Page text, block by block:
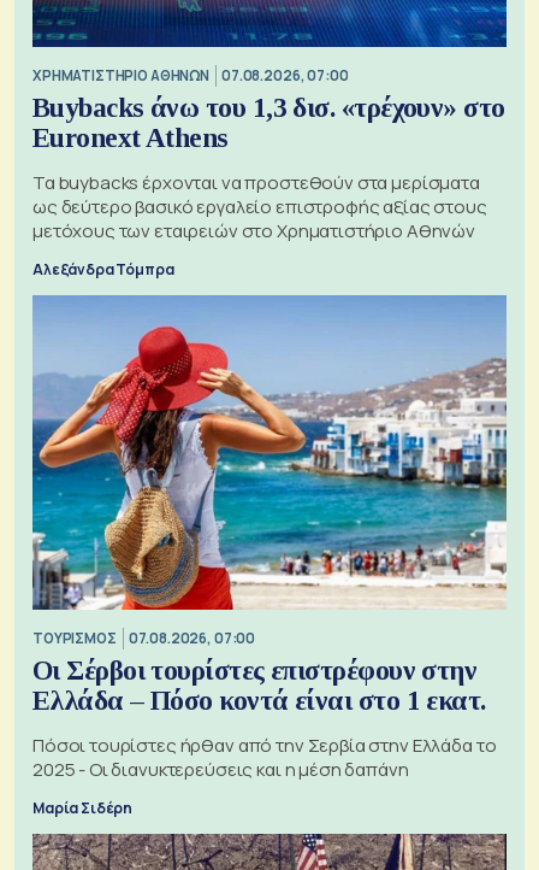
XΡΗΜΑΤΙΣΤΗΡΙΟ ΑΘΗΝΩΝ 07.08.2026, 07:00
Buybacks άνω του 1,3 δισ. «τρέχουν» στο
Euronext Athens
Τα buybacks έρχονται να προστεθούν στα μερίσματα
ως δεύτερο βασικό εργαλείο επιστροφής αξίας στους
μετόχους των εταιρειών στο Χρηματιστήριο Αθηνών
Αλεξάνδρα Τόμπρα
ΤΟΥΡΙΣΜΟΣ 07.08.2026, 07:00
Οι Σέρβοι τουρίστες επιστρέφουν στην
Ελλάδα – Πόσο κοντά είναι στο 1 εκατ.
Πόσοι τουρίστες ήρθαν από την Σερβία στην Ελλάδα το
2025 - Οι διανυκτερεύσεις και η μέση δαπάνη
Μαρία Σιδέρη